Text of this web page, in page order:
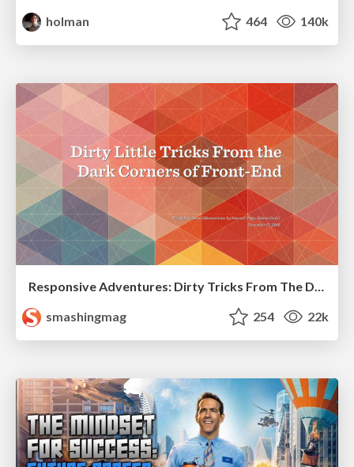
holman
464 140k
smashingmag
254 22k